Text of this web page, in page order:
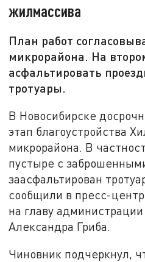
жилмассива
План работ
микрорайона. На
асфальтировать
тротуары.
В Новосибирске
этап благоустройства
микрорайона. В
пустыре с
заасфальтирован
сообщили в пресс-
на главу
Александра Гриба.
Чиновник подчеркнул,